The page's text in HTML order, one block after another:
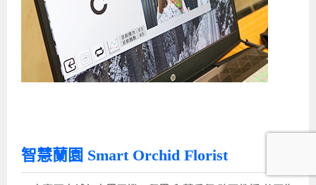
智慧蘭園 Smart Orchid Florist